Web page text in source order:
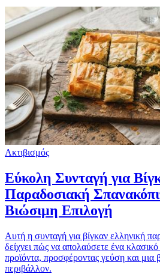
Ακτιβισμός
Εύκολη Συνταγή για
Παραδοσιακή
Βιώσιμη Επιλογή
Αυτή η συνταγή για βίγκαν ελληνική
δείχνει πώς να απολαύσετε ένα
προϊόντα, προσφέροντας γεύση και μια
περιβάλλον.